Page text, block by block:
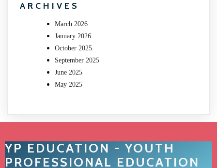
ARCHIVES
March 2026
January 2026
October 2025
September 2025
June 2025
May 2025
YP EDUCATION - YOUTH
PROFESSIONAL EDUCATION